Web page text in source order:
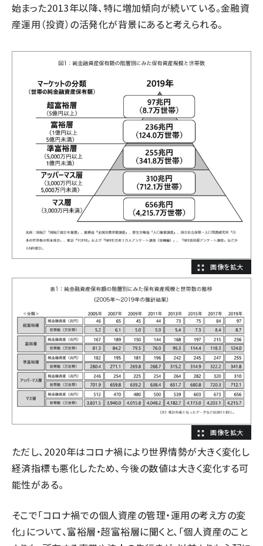
始まった2013年以降、特に増加傾向が続いている。金融資
産運用（投資）の活発化が背景にあると考えられる。
ただし、2020年はコロナ禍により世界情勢が大きく変化し
経済指標も悪化したため、今後の数値は大きく変化する可
能性がある。
そこで「コロナ禍での個人資産の管理・運用の考え方の変
化」について、富裕層・超富裕層に聞くと、「個人資産のこと